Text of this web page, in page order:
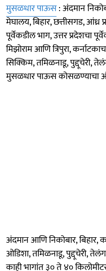
मुसळधार पाऊस: अंदमान
मेघालय, बिहार, छत्तीसगड, आंध्र
पूर्वेकडील भाग, उत्तर प्रदेशचा
मिझोराम आणि त्रिपुरा,
सिक्किम, तमिळनाडू, पुद्दूचेरी,
मुसळधार पाऊस कोसळण्याचा
अंदमान आणि निकोबार, बिहार,
ओडिशा, तमिळनाडू, पुद्दूचेरी,
काही भागांत ३० ते ४०